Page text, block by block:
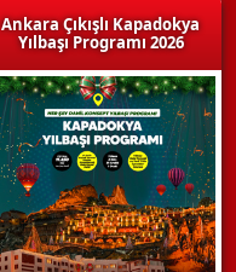
Ankara Çıkışlı Kapadokya
Yılbaşı Programı 2026